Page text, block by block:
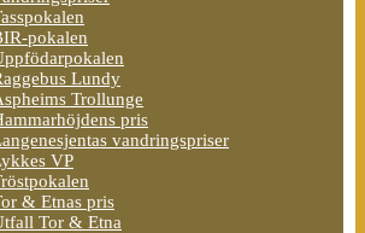
pokalen
Lundy
Trollunge
pris
vandringspriser
VP
& Etnas pris
Tor & Etna